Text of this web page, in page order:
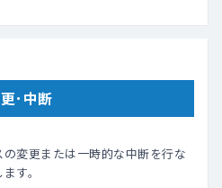
･中断
変更または一時的な中断を行な
す。